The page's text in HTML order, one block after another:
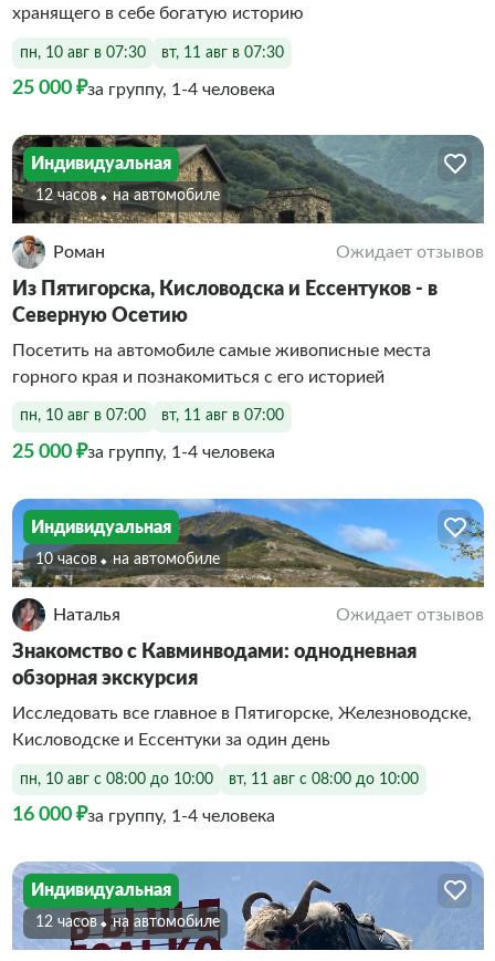
хранящего в себе богатую историю
пн, 10 авг в 07:30 вт, 11 авг в 07:30
25 000 ₽за группу, 1-4 человека
Индивидуальная
12 часов На автомобиле
Роман Ожидает отзывов
Из Пятигорска, Кисловодска и Ессентуков - в
Северную Осетию
Посетить на автомобиле самые живописные места
горного края и познакомиться с его историей
пн, 10 авг в 07:00 вт, 11 авг в 07:00
25 000 ₽за группу, 1-4 человека
Индивидуальная
10 часов На автомобиле
Наталья Ожидает отзывов
Знакомство с Кавминводами: однодневная
обзорная экскурсия
Исследовать все главное в Пятигорске, Железноводске,
Кисловодске и Ессентуки за один день
пн, 10 авг с 08:00 до 10:00 вт, 11 авг с 08:00 до 10:00
16 000 ₽за группу, 1-4 человека
Индивидуальная
12 часов На автомобиле